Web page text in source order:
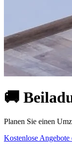
🚚
Planen Sie einen
Kostenlose Angebote